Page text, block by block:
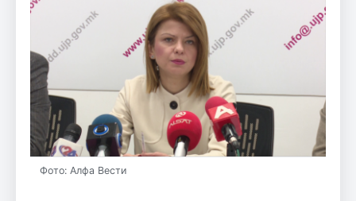
Фото: Алфа Вести